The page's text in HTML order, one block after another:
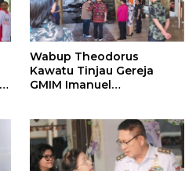
Wabup Theodorus
Kawatu Tinjau Gereja
GMIM Imanuel
Sampaikan Dukungan
bagi Jemaat